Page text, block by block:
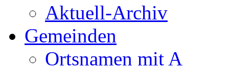
Aktuell-Archiv
Gemeinden
Ortsnamen mit A